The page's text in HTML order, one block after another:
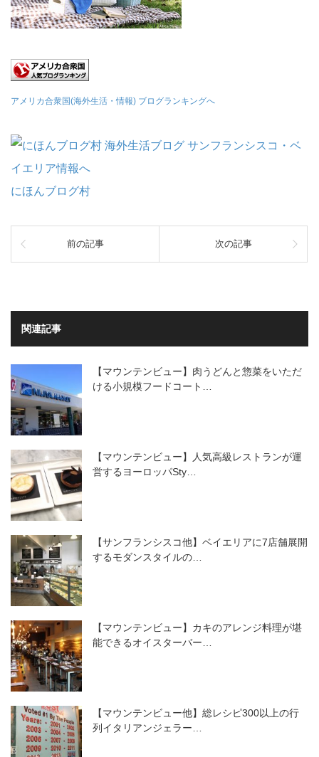
アメリカ合衆国(海外生活・情報) ブログランキングへ
にほんブログ村
前の記事 次の記事
関連記事
【マウンテンビュー】肉うどんと惣菜をいただ
ける小規模フードコート…
【マウンテンビュー】人気高級レストランが運
営するヨーロッパSty…
【サンフランシスコ他】ベイエリアに7店舗展開
するモダンスタイルの…
【マウンテンビュー】カキのアレンジ料理が堪
能できるオイスターバー…
【マウンテンビュー他】総レシピ300以上の行
列イタリアンジェラー…